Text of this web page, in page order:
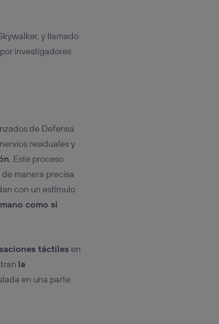
y llamado
investigadores
de Defensa
residuales y
. Este proceso
manera precisa
con un estímulo
como si
táctilesen
la
en una parte